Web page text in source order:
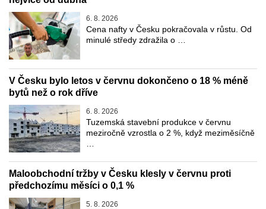
6. 8. 2026
Cena nafty v Česku pokračovala v růstu. Od
minulé středy zdražila o …
V Česku bylo letos v červnu dokončeno o 18 % méně
bytů než o rok dříve
6. 8. 2026
Tuzemská stavební produkce v červnu
meziročně vzrostla o 2 %, když meziměsíčně
Maloobchodní tržby v Česku klesly v červnu proti
předchozímu měsíci o 0,1 %
5. 8. 2026